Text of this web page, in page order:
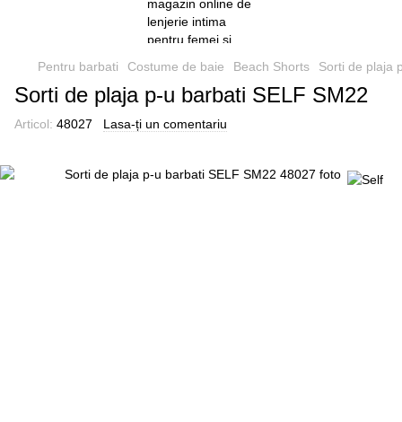
Pentru barbati Costume de baie Beach Shorts Sorti de plaja
Sorti de plaja p-u barbati SELF SM22
Articol: 48027 Lasa-ți un comentariu